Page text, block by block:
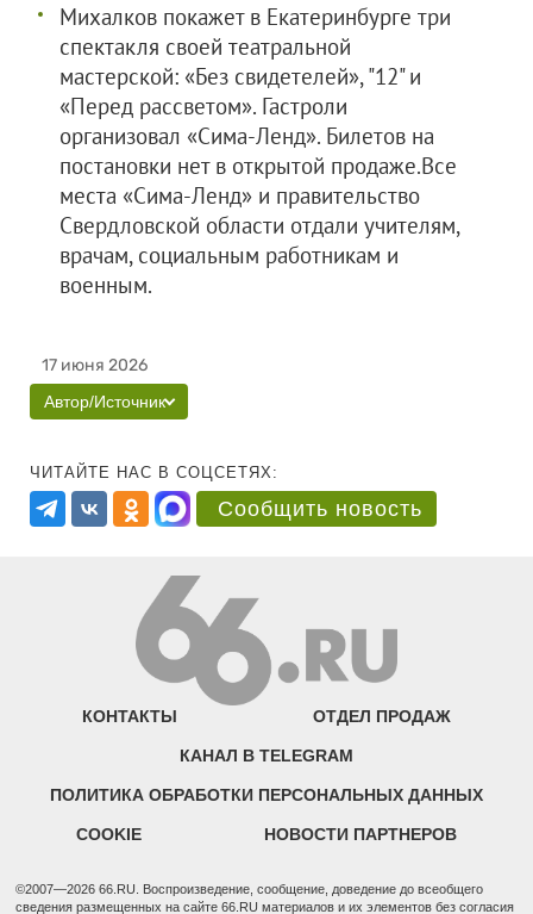
Михалков покажет в Екатеринбурге три
спектакля своей театральной
мастерской: «Без свидетелей», "12" и
«Перед рассветом». Гастроли
организовал «Сима-Ленд». Билетов на
постановки нет в открытой продаже.Все
места «Сима-Ленд» и правительство
Свердловской области отдали учителям,
врачам, социальным работникам и
военным.
17 июня 2026
Автор/Источник
ЧИТАЙТЕ НАС В СОЦСЕТЯХ:
Сообщить новость
КОНТАКТЫ ОТДЕЛ ПРОДАЖ
КАНАЛ В TELEGRAM
ПОЛИТИКА ОБРАБОТКИ ПЕРСОНАЛЬНЫХ ДАННЫХ
COOKIE НОВОСТИ ПАРТНЕРОВ
©2007—2026 66.RU. Воспроизведение, сообщение, доведение до всеобщего
сведения размещенных на сайте 66.RU материалов и их элементов без согласия